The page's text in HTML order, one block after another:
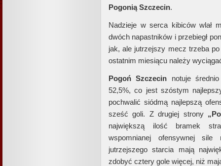
Pogonią Szczecin.
Nadzieje w serca kibiców wlał
dwóch napastników i przebiegł
jak, ale jutrzejszy mecz trzeba
ostatnim miesiącu należy
Pogoń Szczecin notuje
52,5%, co jest szóstym
pochwalić siódmą najlepszą
sześć goli. Z drugiej strony
największą ilość bramek
wspomnianej ofensywnej
jutrzejszego starcia mają
zdobyć cztery gole więcej, niż